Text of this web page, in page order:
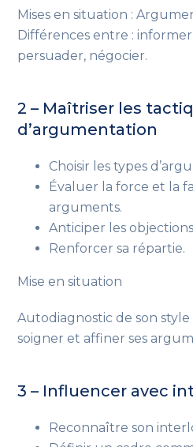
Mises en situation :
Différences entre :
persuader, négocier.
2 – Maîtriser les
d’argumentation
Choisir les types
Évaluer la force et la
arguments.
Anticiper les
Renforcer sa répartie.
Mise en situation
Autodiagnostic de son
soigner et affiner ses
3 – Influencer avec
Reconnaître son